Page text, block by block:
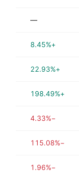
—
+8.45%
+22.93%
+198.49%
−4.33%
−115.08%
−1.96%